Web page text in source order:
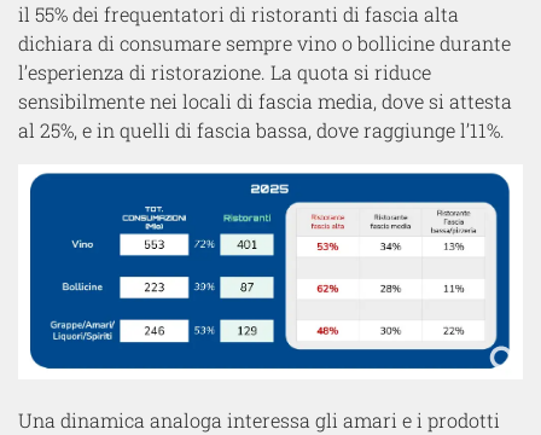
il 55% dei frequentatori di ristoranti di fascia alta
dichiara di consumare sempre vino o bollicine durante
l’esperienza di ristorazione. La quota si riduce
sensibilmente nei locali di fascia media, dove si attesta
al 25%, e in quelli di fascia bassa, dove raggiunge l’11%.
Una dinamica analoga interessa gli amari e i prodotti